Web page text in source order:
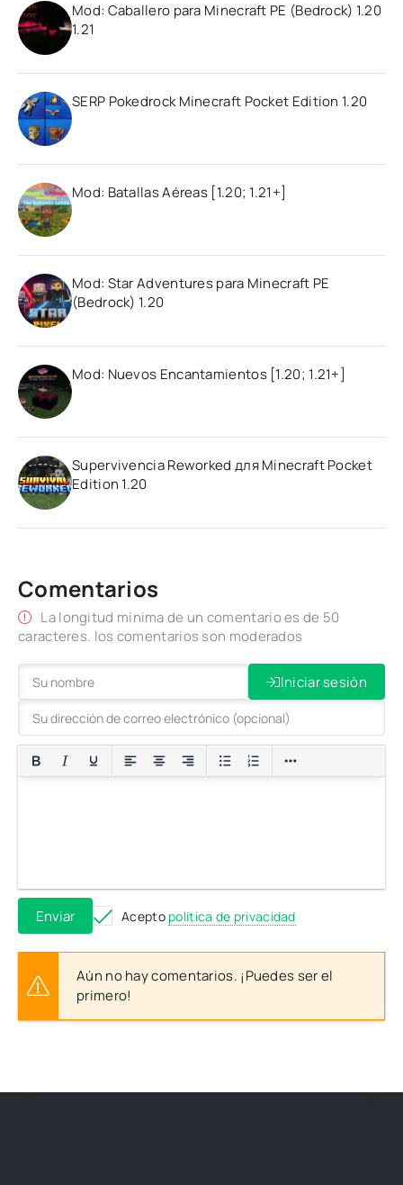
Mod: Caballero para Minecraft PE (Bedrock) 1.20
1.21
SERP Pokedrock Minecraft Pocket Edition 1.20
Mod: Batallas Aéreas [1.20; 1.21+]
Mod: Star Adventures para Minecraft PE
(Bedrock) 1.20
Mod: Nuevos Encantamientos [1.20; 1.21+]
Supervivencia Reworked для Minecraft Pocket
Edition 1.20
Comentarios
La longitud mínima de un comentario es de 50
caracteres. los comentarios son moderados
Iniciar sesión
Enviar Acepto política de privacidad
Aún no hay comentarios. ¡Puedes ser el
primero!